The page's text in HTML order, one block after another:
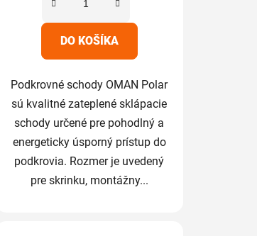
DO KOŠÍKA
Podkrovné schody OMAN Polar
sú kvalitné zateplené sklápacie
schody určené pre pohodlný a
energeticky úsporný prístup do
podkrovia. Rozmer je uvedený
pre skrinku, montážny...